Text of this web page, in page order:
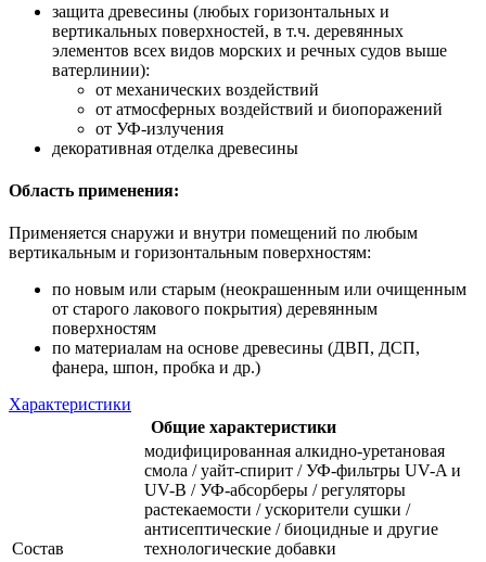
защита древесины (любых горизонтальных и
вертикальных поверхностей, в т.ч. деревянных
элементов всех видов морских и речных судов выше
ватерлинии):
от механических воздействий
от атмосферных воздействий и биопоражений
от УФ-излучения
декоративная отделка древесины
Область применения:
Применяется снаружи и внутри помещений по любым
вертикальным и горизонтальным поверхностям:
по новым или старым (неокрашенным или очищенным
от старого лакового покрытия) деревянным
поверхностям
по материалам на основе древесины (ДВП, ДСП,
фанера, шпон, пробка и др.)
Характеристики
Общие характеристики
Состав
модифицированная алкидно-уретановая
смола / уайт-спирит / УФ-фильтры UV-A и
UV-B / УФ-абсорберы / регуляторы
растекаемости / ускорители сушки /
антисептические / биоцидные и другие
технологические добавки